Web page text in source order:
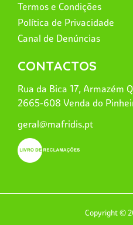
Termos e Condições
Política de Privacidade
Canal de Denúncias
CONTACTOS
Rua da Bica 17, Armazém
2665-608 Venda do
geral@mafridis.pt
Copyright ©